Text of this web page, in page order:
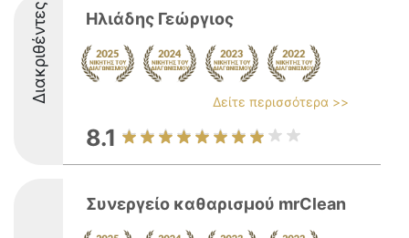
Διακριθέντες Ηλιάδης Γεώργιος
Δείτε περισσότερα >>
8.1
Συνεργείο καθαρισμού mrClean